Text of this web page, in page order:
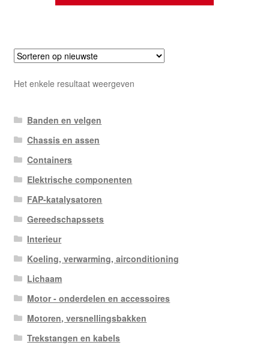
Het enkele resultaat weergeven
Banden en velgen
Chassis en assen
Containers
Elektrische componenten
FAP-katalysatoren
Gereedschapssets
Interieur
Koeling, verwarming, airconditioning
Lichaam
Motor - onderdelen en accessoires
Motoren, versnellingsbakken
Trekstangen en kabels